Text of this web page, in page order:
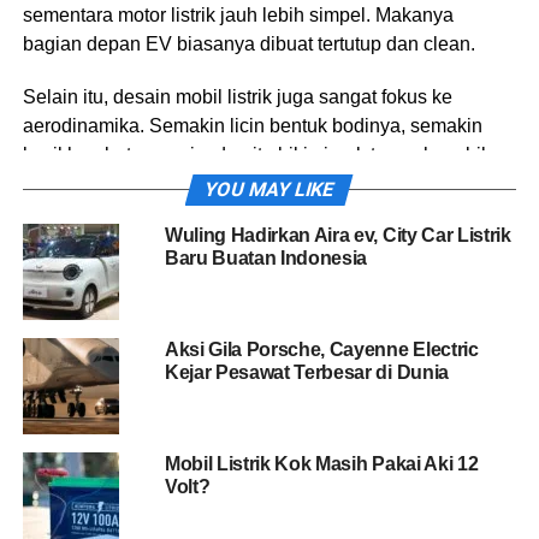
sementara motor listrik jauh lebih simpel. Makanya
bagian depan EV biasanya dibuat tertutup dan clean.
Selain itu, desain mobil listrik juga sangat fokus ke
aerodinamika. Semakin licin bentuk bodinya, semakin
kecil hambatan angin, dan itu bikin jarak tempuh mobil
jadi lebih jauh. Karena itu banyak EV punya handle pintu
rata, velg tertutup, sampai bentuk belakang yang dibuat
melandai.
YOU MAY LIKE
Wuling Hadirkan Aira ev, City Car Listrik
Baru Buatan Indonesia
Aksi Gila Porsche, Cayenne Electric
Kejar Pesawat Terbesar di Dunia
Mobil Listrik Kok Masih Pakai Aki 12
Volt?